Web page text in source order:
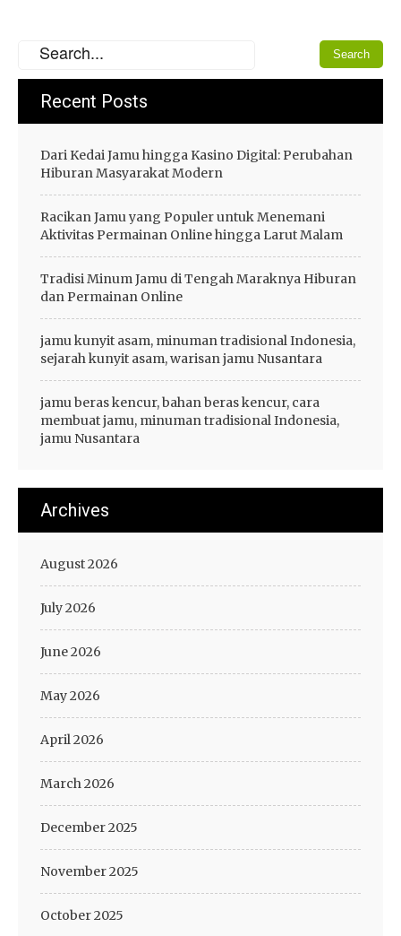
Recent Posts
Dari Kedai Jamu hingga Kasino Digital: Perubahan
Hiburan Masyarakat Modern
Racikan Jamu yang Populer untuk Menemani
Aktivitas Permainan Online hingga Larut Malam
Tradisi Minum Jamu di Tengah Maraknya Hiburan
dan Permainan Online
jamu kunyit asam, minuman tradisional Indonesia,
sejarah kunyit asam, warisan jamu Nusantara
jamu beras kencur, bahan beras kencur, cara
membuat jamu, minuman tradisional Indonesia,
jamu Nusantara
Archives
August 2026
July 2026
June 2026
May 2026
April 2026
March 2026
December 2025
November 2025
October 2025